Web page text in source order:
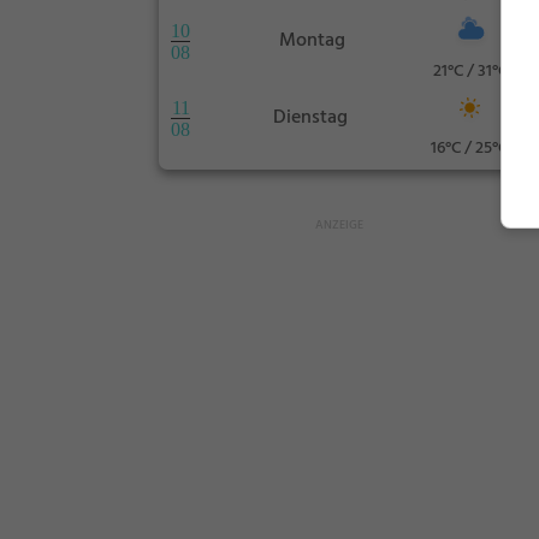
10
08
Montag
21°C / 31°C
11
08
Dienstag
16°C / 25°C